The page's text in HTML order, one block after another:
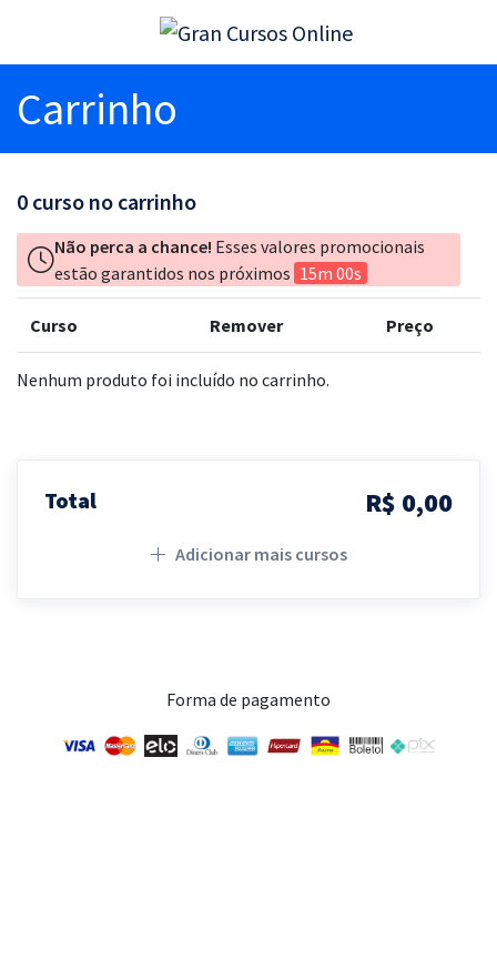
Carrinho
0 curso no carrinho
Não perca a chance! Esses valores promocionais
estão garantidos nos próximos 15m 00s
Curso Remover Preço
Nenhum produto foi incluído no carrinho.
Total R$ 0,00
Adicionar mais cursos
Forma de pagamento